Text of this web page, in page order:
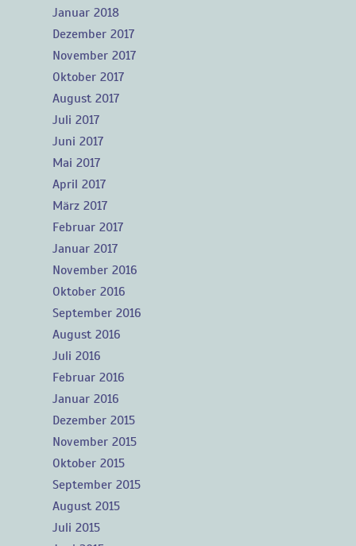
Januar 2018
Dezember 2017
November 2017
Oktober 2017
August 2017
Juli 2017
Juni 2017
Mai 2017
April 2017
März 2017
Februar 2017
Januar 2017
November 2016
Oktober 2016
September 2016
August 2016
Juli 2016
Februar 2016
Januar 2016
Dezember 2015
November 2015
Oktober 2015
September 2015
August 2015
Juli 2015